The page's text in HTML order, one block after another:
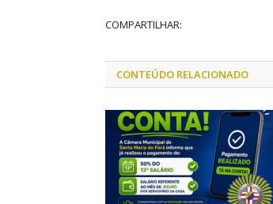
COMPARTILHAR:
CONTEÚDO RELACIONADO